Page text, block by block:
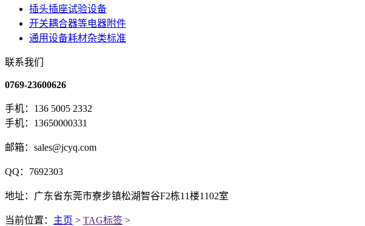
插头插座试验设备
开关耦合器等电器附件
通用设备耗材杂类标准
联系我们
0769-23600626
手机：136 5005 2332
手机：13650000331
邮箱：sales@jcyq.com
QQ：7692303
地址：广东省东莞市寮步镇松湖智谷F2栋11楼1102室
当前位置： 主页 > TAG标签 >